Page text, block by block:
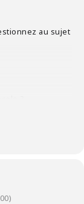
au sujet
?
de paroles où